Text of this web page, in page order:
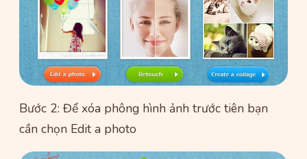
Bước 2: Để xóa phông hình ảnh trước tiên bạn
cần chọn Edit a photo